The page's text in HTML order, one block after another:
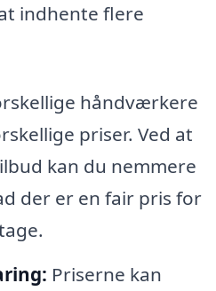
indhente flere
håndværkere
priser. Ved at
kan du nemmere
der er en fair pris for
Priserne kan